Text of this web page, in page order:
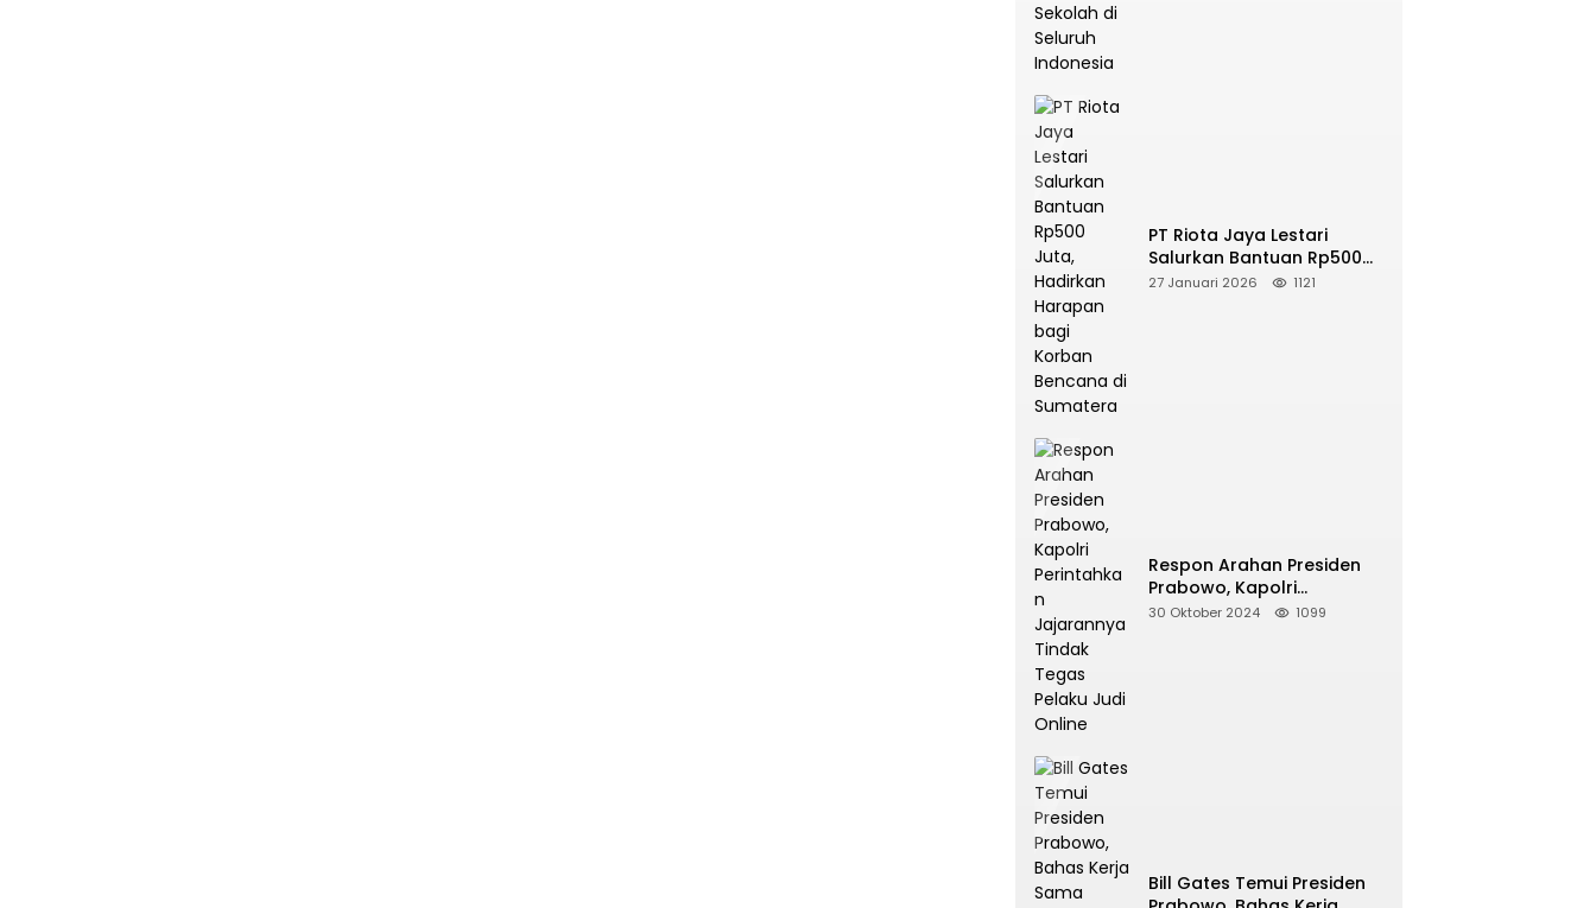
PT Riota Jaya Lestari
Salurkan Bantuan Rp500
Juta, Hadirkan Harapan
27 Januari 2026 1121
Respon Arahan Presiden
Prabowo, Kapolri
Perintahkan Jajarannya
30 Oktober 2024 1099
Bill Gates Temui Presiden